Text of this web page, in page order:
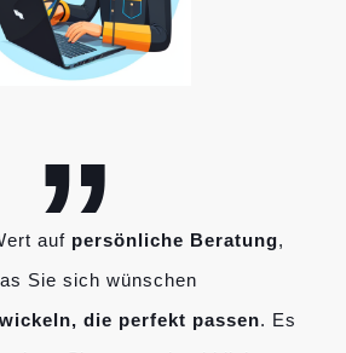
„
auf persönliche Beratung,
Sie sich wünschen
die perfekt passen. Es